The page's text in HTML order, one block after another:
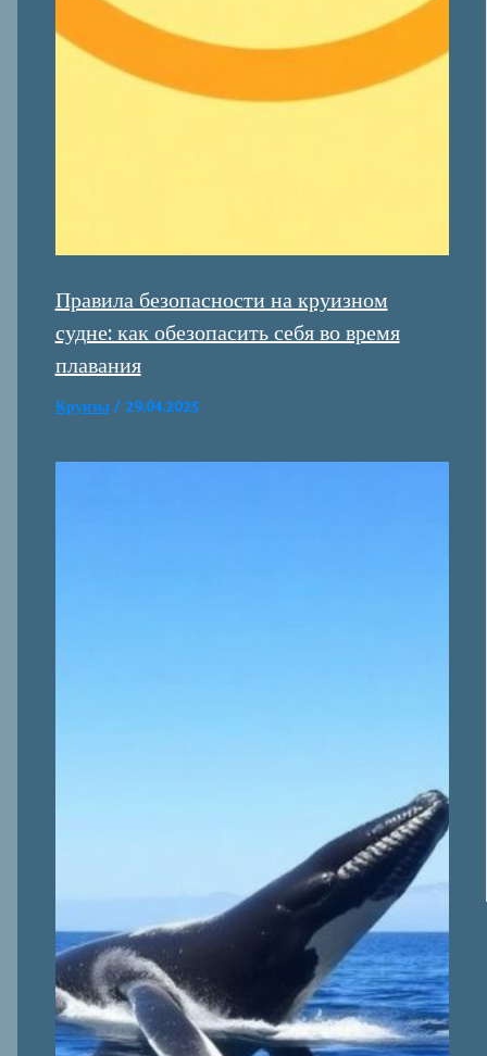
Правила безопасности на круизном
судне: как обезопасить себя во время
плавания
Круизы/ 29.04.2025